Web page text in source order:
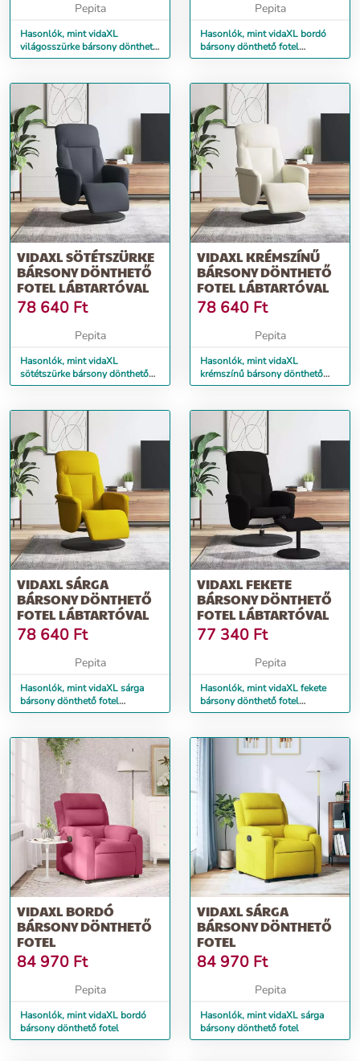
Pepita
Hasonlók, mint vidaXL
világosszürke bársony dönthető
fotel
Pepita
Hasonlók, mint vidaXL bordó
bársony dönthető fotel
lábtartóval
VIDAXL SÖTÉTSZÜRKE
BÁRSONY DÖNTHETŐ
FOTEL LÁBTARTÓVAL
78 640 Ft
Pepita
Hasonlók, mint vidaXL
sötétszürke bársony dönthető
fotel lábtartóval
VIDAXL KRÉMSZÍNŰ
BÁRSONY DÖNTHETŐ
FOTEL LÁBTARTÓVAL
78 640 Ft
Pepita
Hasonlók, mint vidaXL
krémszínű bársony dönthető
fotel lábtartóval
VIDAXL SÁRGA
BÁRSONY DÖNTHETŐ
FOTEL LÁBTARTÓVAL
78 640 Ft
Pepita
Hasonlók, mint vidaXL sárga
bársony dönthető fotel
lábtartóval
VIDAXL FEKETE
BÁRSONY DÖNTHETŐ
FOTEL LÁBTARTÓVAL
77 340 Ft
Pepita
Hasonlók, mint vidaXL fekete
bársony dönthető fotel
lábtartóval
VIDAXL BORDÓ
BÁRSONY DÖNTHETŐ
FOTEL
84 970 Ft
Pepita
Hasonlók, mint vidaXL bordó
bársony dönthető fotel
VIDAXL SÁRGA
BÁRSONY DÖNTHETŐ
FOTEL
84 970 Ft
Pepita
Hasonlók, mint vidaXL sárga
bársony dönthető fotel